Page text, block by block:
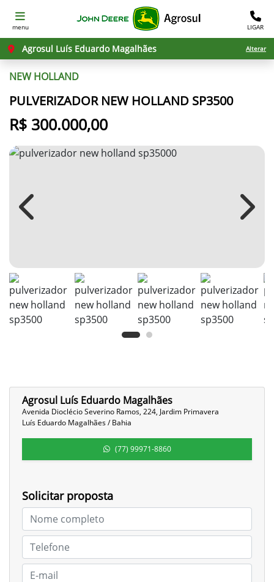
menu LIGAR
Agrosul Luís Eduardo Magalhães Alterar
NEW HOLLAND
PULVERIZADOR NEW HOLLAND SP3500
R$ 300.000,00
Previous Next
Agrosul Luís Eduardo Magalhães
Avenida Dioclécio Severino Ramos, 224, Jardim Primavera
Luís Eduardo Magalhães / Bahia
(77) 99971-8860
Solicitar proposta